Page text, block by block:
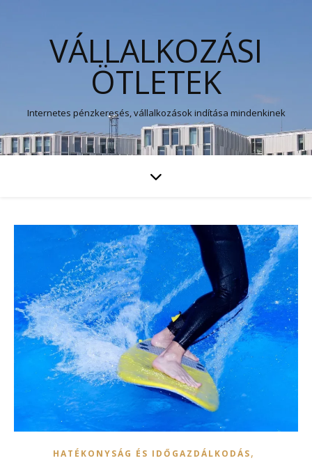
VÁLLALKOZÁSI
ÖTLETEK
Internetes pénzkeresés, vállalkozások indítása mindenkinek
HATÉKONYSÁG ÉS IDŐGAZDÁLKODÁS,